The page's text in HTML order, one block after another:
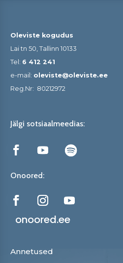
Oleviste kogudus
Lai tn 50, Tallinn 10133
Tel: 6 412 241
e-mail: oleviste@oleviste.ee
Reg.Nr: 80212972
Jälgi sotsiaalmeedias:
Onoored:
onoored.ee
Annetused